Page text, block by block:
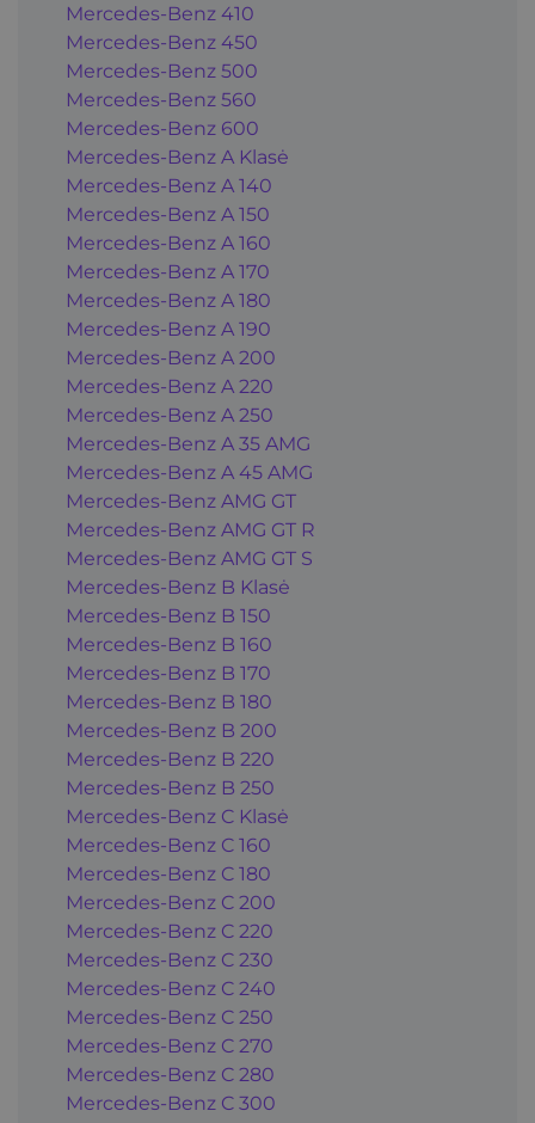
Mercedes-Benz 410
Mercedes-Benz 450
Mercedes-Benz 500
Mercedes-Benz 560
Mercedes-Benz 600
Mercedes-Benz A Klasė
Mercedes-Benz A 140
Mercedes-Benz A 150
Mercedes-Benz A 160
Mercedes-Benz A 170
Mercedes-Benz A 180
Mercedes-Benz A 190
Mercedes-Benz A 200
Mercedes-Benz A 220
Mercedes-Benz A 250
Mercedes-Benz A 35 AMG
Mercedes-Benz A 45 AMG
Mercedes-Benz AMG GT
Mercedes-Benz AMG GT R
Mercedes-Benz AMG GT S
Mercedes-Benz B Klasė
Mercedes-Benz B 150
Mercedes-Benz B 160
Mercedes-Benz B 170
Mercedes-Benz B 180
Mercedes-Benz B 200
Mercedes-Benz B 220
Mercedes-Benz B 250
Mercedes-Benz C Klasė
Mercedes-Benz C 160
Mercedes-Benz C 180
Mercedes-Benz C 200
Mercedes-Benz C 220
Mercedes-Benz C 230
Mercedes-Benz C 240
Mercedes-Benz C 250
Mercedes-Benz C 270
Mercedes-Benz C 280
Mercedes-Benz C 300